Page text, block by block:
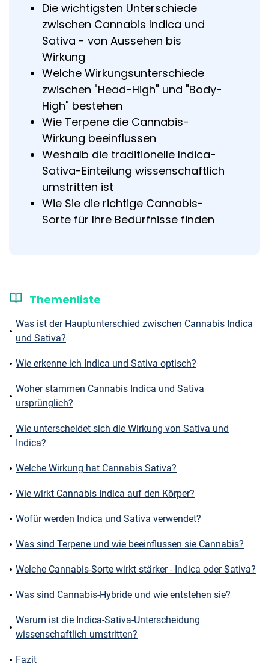
Die wichtigsten Unterschiede
zwischen Cannabis Indica und
Sativa - von Aussehen bis
Wirkung
Welche Wirkungsunterschiede
zwischen "Head-High" und "Body-
High" bestehen
Wie Terpene die Cannabis-
Wirkung beeinflussen
Weshalb die traditionelle Indica-
Sativa-Einteilung wissenschaftlich
umstritten ist
Wie Sie die richtige Cannabis-
Sorte für Ihre Bedürfnisse finden
Themenliste
Was ist der Hauptunterschied zwischen Cannabis Indica
und Sativa?
Wie erkenne ich Indica und Sativa optisch?
Woher stammen Cannabis Indica und Sativa
ursprünglich?
Wie unterscheidet sich die Wirkung von Sativa und
Indica?
Welche Wirkung hat Cannabis Sativa?
Wie wirkt Cannabis Indica auf den Körper?
Wofür werden Indica und Sativa verwendet?
Was sind Terpene und wie beeinflussen sie Cannabis?
Welche Cannabis-Sorte wirkt stärker - Indica oder Sativa?
Was sind Cannabis-Hybride und wie entstehen sie?
Warum ist die Indica-Sativa-Unterscheidung
wissenschaftlich umstritten?
Fazit